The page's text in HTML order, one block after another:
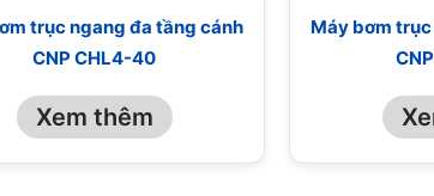
trục ngang đa tầng cánh
CNP CHL4-40
Xem thêm
Máy bơm